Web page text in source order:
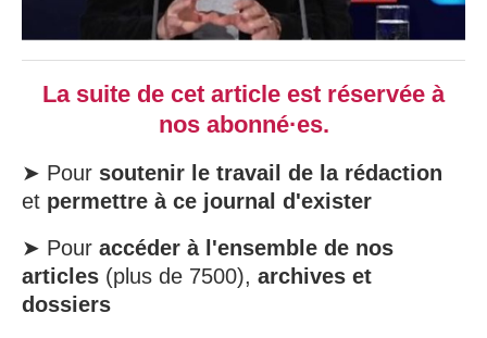
La suite de cet article est réservée à
nos abonné·es.
➤ Pour soutenir le travail de la rédaction
et permettre à ce journal d'exister
➤ Pour accéder à l'ensemble de nos
articles (plus de 7500), archives et
dossiers